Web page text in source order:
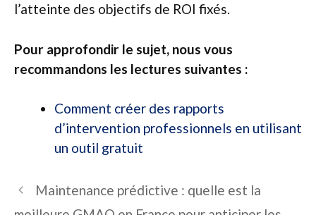
l’atteinte des objectifs de ROI fixés.
Pour approfondir le sujet, nous vous
recommandons les lectures suivantes :
Comment créer des rapports
d’intervention professionnels en utilisant
un outil gratuit
Maintenance prédictive : quelle est la